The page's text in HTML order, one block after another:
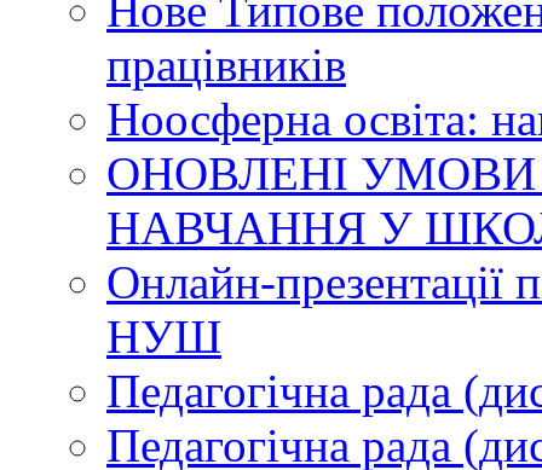
працівників
Ноосферна освіта:
ОНОВЛЕНІ
НАВЧАННЯ У
Онлайн-презентації
НУШ
Педагогічна рада
Педагогічна рада